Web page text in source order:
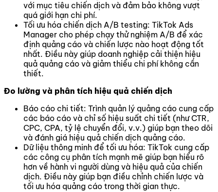
với mục tiêu chiến dịch và đảm bảo không vượt
quá giới hạn chi phí.
Tối ưu hóa chiến dịch A/B testing: TikTok Ads
Manager cho phép chạy thử nghiệm A/B để xác
định quảng cáo và chiến lược nào hoạt động tốt
nhất. Điều này giúp doanh nghiệp cải thiện hiệu
quả quảng cáo và giảm thiểu chi phí không cần
thiết.
Đo lường và phân tích hiệu quả chiến dịch
Báo cáo chi tiết: Trình quản lý quảng cáo cung cấp
các báo cáo và chỉ số hiệu suất chi tiết (như CTR,
CPC, CPA, tỷ lệ chuyển đổi, v.v.) giúp bạn theo dõi
và đánh giá hiệu quả chiến dịch quảng cáo.
Dữ liệu thông minh để tối ưu hóa: TikTok cung cấp
các công cụ phân tích mạnh mẽ giúp bạn hiểu rõ
hơn về hành vi người dùng và hiệu quả của chiến
dịch. Điều này giúp bạn điều chỉnh chiến lược và
tối ưu hóa quảng cáo trong thời gian thực.